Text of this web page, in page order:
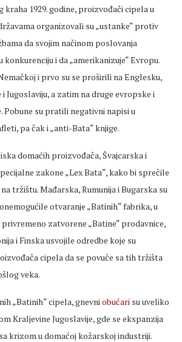
1929. godine, proizvođači cipela u
organizovali su „ustanke“ protiv
da svojim načinom poslovanja
i da „amerikanizuje“ Evropu.
i prvo su se proširili na Englesku,
Jugoslaviju, a zatim na druge evropske i
su pratili negativni napisi u
pa čak i „anti-Bata“ knjige.
domaćih proizvođača, Švajcarska i
zakone „Lex Bata“, kako bi sprečile
tržištu. Mađarska, Rumunija i Bugarska su
otvaranje „Batinih“ fabrika, u
zatvorene „Batine“ prodavnice,
i Finska usvojile odredbe koje su
cipela da se povuče sa tih tržišta
veka.
„Batinih“ cipela, gnevniobućari su uveliko
Kraljevine Jugoslavije, gde se ekspanzija
krizom u domaćoj kožarskoj industriji.